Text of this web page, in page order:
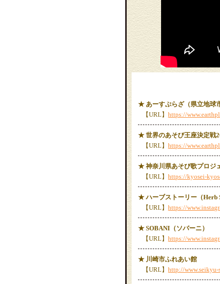
★ あーすぷらざ（県立地球
【URL】https://
★ 世界のあそび王座決定戦
【URL】https://
★ 神奈川県あそび歌プロジ
【URL】https://kyosei-
★ ハーブストーリー（Herb
【URL】https://
★ SOBANI（ソバーニ）
【URL】https://
★ 川崎市ふれあい館
【URL】http://www.seikyu-